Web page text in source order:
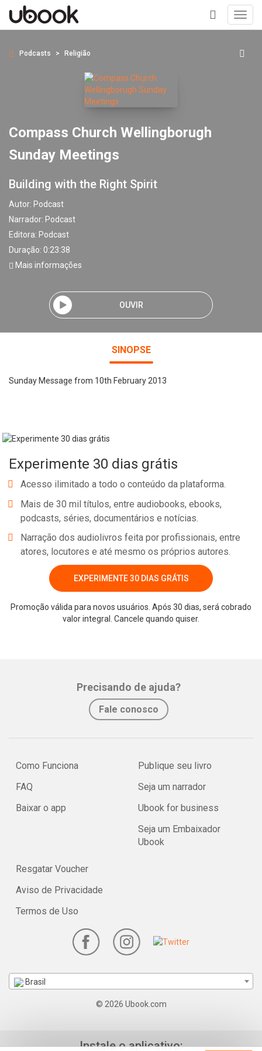
+
Podcasts Religião
Compass Church Wellingborugh
Sunday Meetings
Building with the Right Spirit
Autor: Podcast
Narrador: Podcast
Editora: Podcast
Duração: 0:23:38
Mais informações
OUVIR
SINOPSE
Sunday Message from 10th February 2013
Experimente 30 dias grátis
Acesso ilimitado a todo o conteúdo da plataforma.
Mais de 30 mil títulos, entre audiobooks, ebooks,
podcasts, séries, documentários e notícias.
Narração dos audiolivros feita por profissionais, entre
atores, locutores e até mesmo os próprios autores.
EXPERIMENTE 30 DIAS GRÁTIS
Promoção válida para novos usuários. Após 30 dias, será cobrado
valor integral. Cancele quando quiser.
Precisando de ajuda?
Fale conosco
Como Funciona
FAQ
Baixar o app
Publique seu livro
Seja um narrador
Ubook for business
Seja um Embaixador
Ubook
Resgatar Voucher
Aviso de Privacidade
Termos de Uso
Brasil
© 2026 Ubook.com
Instale o aplicativo: